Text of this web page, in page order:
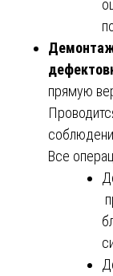
прямую
Все